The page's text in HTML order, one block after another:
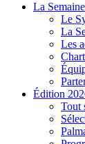
La
Le
La
Les
Édition
Tout